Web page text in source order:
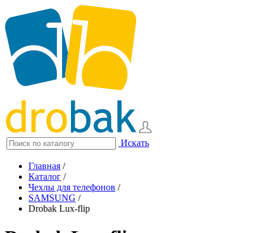
Искать
Главная /
Каталог /
Чехлы для телефонов /
SAMSUNG /
Drobak Lux-flip